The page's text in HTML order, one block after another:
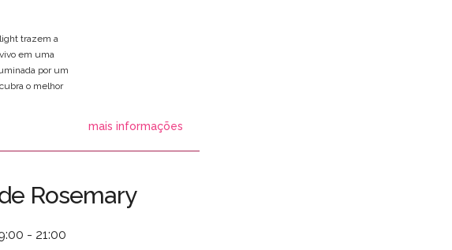
trazem a
em uma
por um
o melhor
mais informações
Rosemary
- 21:00